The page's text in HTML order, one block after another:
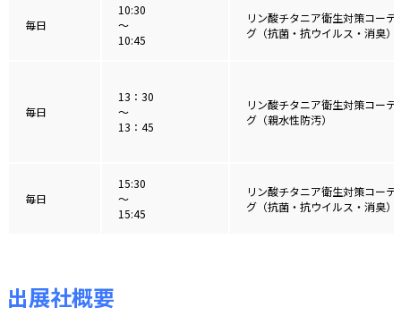
毎日
10:30
〜
10:45
リン酸チタニア衛生対策コーテ
グ（抗菌・抗ウイルス・消臭）
毎日
13：30
〜
13：45
リン酸チタニア衛生対策コーテ
グ（親水性防汚）
毎日
15:30
〜
15:45
リン酸チタニア衛生対策コーテ
グ（抗菌・抗ウイルス・消臭）
出展社概要